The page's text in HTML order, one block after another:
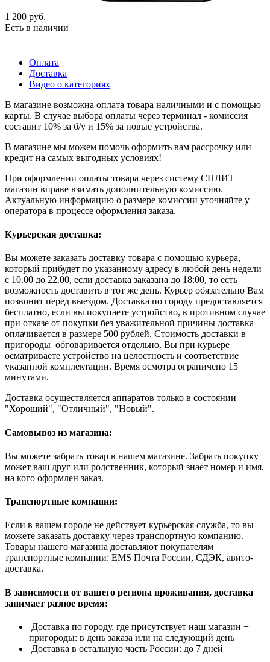
1 200 руб.
Есть в наличии
Оплата
Доставка
Видео о категориях
В магазине возможна оплата товара наличными и с помощью
карты. В случае выбора оплаты через терминал - комиссия
составит 10% за б/у и 15% за новые устройства.
В магазине мы можем помочь оформить вам рассрочку или
кредит на самых выгодных условиях!
При оформлении оплаты товара через систему СПЛИТ
магазин вправе взимать дополнительную комиссию.
Актуальную информацию о размере комиссии уточняйте у
оператора в процессе оформления заказа.
Курьерская доставка:
Вы можете заказать доставку товара с помощью курьера,
который прибудет по указанному адресу в любой день недели
с 10.00 до 22.00, если доставка заказана до 18:00, то есть
возможность доставить в тот же день. Курьер обязательно Вам
позвонит перед выездом. Доставка по городу предоставляется
бесплатно, если вы покупаете устройство, в противном случае
при отказе от покупки без уважительной причины доставка
оплачивается в размере 500 рублей. Стоимость доставки в
пригороды обговаривается отдельно. Вы при курьере
осматриваете устройство на целостность и соответствие
указанной комплектации. Время осмотра ограничено 15
минутами.
Доставка осуществляется аппаратов только в состоянии
"Хороший", "Отличный", "Новый".
Самовывоз из магазина:
Вы можете забрать товар в нашем магазине. Забрать покупку
может ваш друг или родственник, который знает номер и имя,
на кого оформлен заказ.
Транспортные компании:
Если в вашем городе не действует курьерская служба, то вы
можете заказать доставку через транспортную компанию.
Товары нашего магазина доставляют покупателям
транспортные компании: EMS Почта России, СДЭК, авито-
доставка.
В зависимости от вашего региона проживания, доставка
занимает разное время:
Доставка по городу, где присутствует наш магазин +
пригороды: в день заказа или на следующий день
Доставка в остальную часть России: до 7 дней